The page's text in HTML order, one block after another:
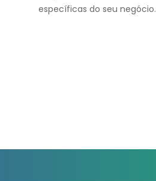
específicas do seu negócio.